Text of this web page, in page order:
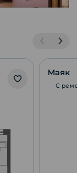
Маяк
С